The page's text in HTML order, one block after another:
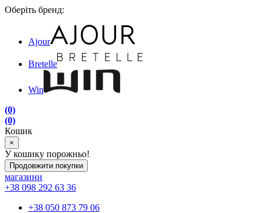
Оберіть бренд:
Ajour
Bretelle
Win
(0)
(0)
Кошик
×
У кошику порожньо!
Продовжити покупки
магазини
+38 098 292 63 36
+38 050 873 79 06